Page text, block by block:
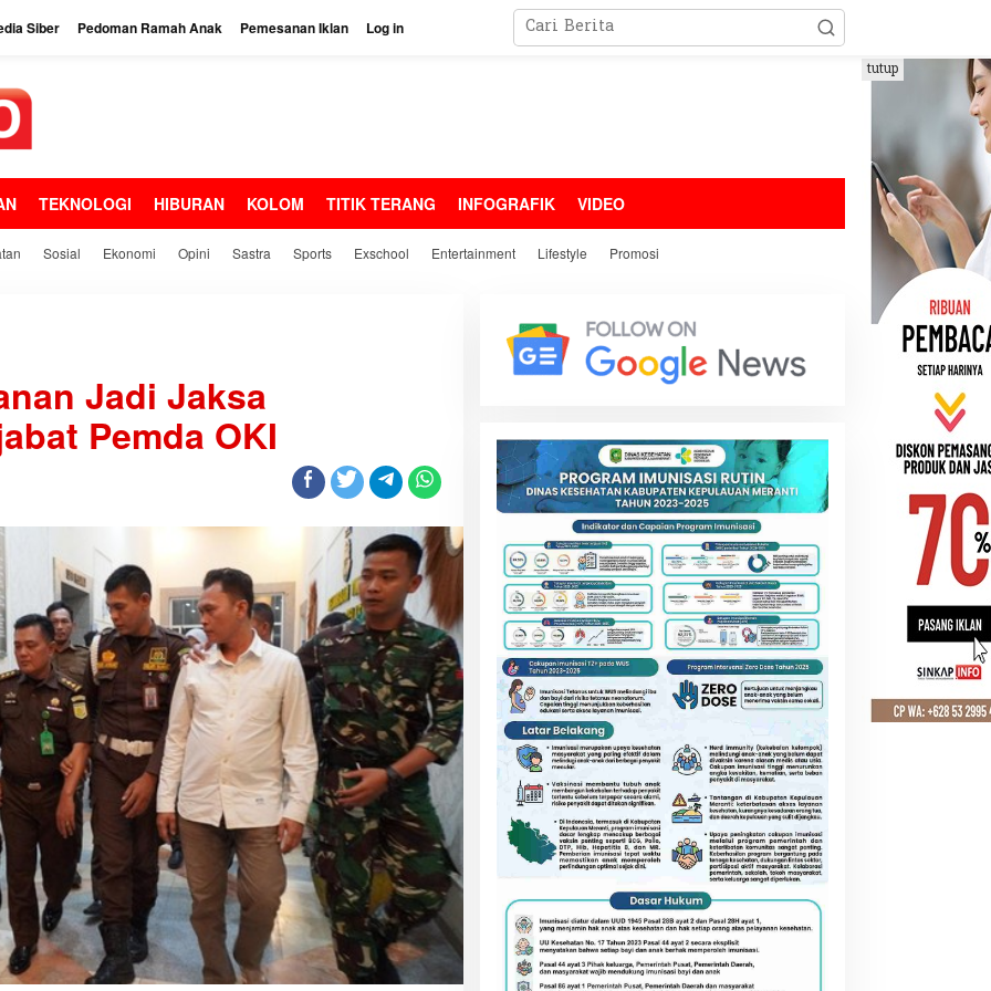
Siber Pedoman Ramah Anak Pemesanan Iklan Log in
TEKNOLOGI HIBURAN KOLOM TITIK TERANG INFOGRAFIK VIDEO
Sosial Ekonomi Opini Sastra Sports Exschool Entertainment Lifestyle Promosi
tutup
Jadi Jaksa
Pemda OKI